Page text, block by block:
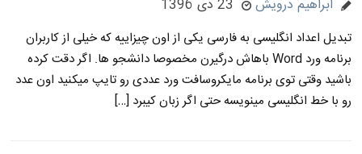
ابراهیم درویش 23 دی 1396
تبدیل اعداد انگلیسی به فارسی یکی از اون چیزاییه که خیلی از کاربران
برنامه ورد Word باهاش درگیرن مخصوصا دانشجو ها. اگر دقت کرده
باشید وقتی توی برنامه مایکروسافت ورد عددی رو تایپ میکنید اون عدد
رو با خط انگلیسی مینویسه حتی اگر زبان کیبرد […]